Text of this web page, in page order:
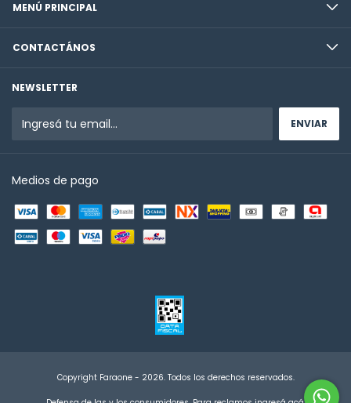
MENÚ PRINCIPAL
CONTACTÁNOS
NEWSLETTER
Medios de pago
Copyright Faraone - 2026. Todos los derechos reservados.